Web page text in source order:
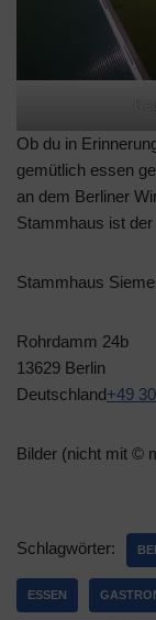
Ob du in
gemütlich essen
an dem Berliner
Stammhaus ist
Stammhaus
Rohrdamm 24b
13629 Berlin
Deutschland+49
Bilder (nicht mit ©
Schlagwörter:
ESSEN